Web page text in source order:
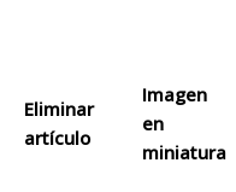
Eliminar
artículo
Imagen
en
miniatura